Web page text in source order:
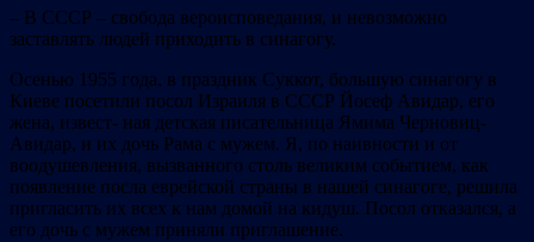
– В СССР – свобода вероисповедания, и невозможно
заставлять людей приходить в синагогу.
Осенью 1955 года, в праздник Суккот, большую синагогу в
Киеве посетили посол Израиля в СССР Йосеф Авидар, его
жена, извест‐ ная детская писательница Ямима Черновиц‐
Авидар, и их дочь Рама с мужем. Я, по наивности и от
воодушевления, вызванного столь великим событием, как
появление посла еврейской страны в нашей синагоге, решила
пригласить их всех к нам домой на кидуш. Посол отказался, а
его дочь с мужем приняли приглашение.